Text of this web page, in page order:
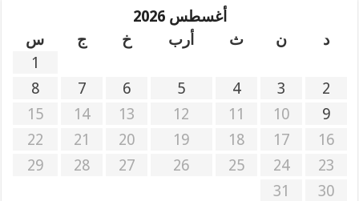
أغسطس 2026
د
ن ث أرب خ ج
س
1
2
3
4
5
6
7
8
9
10
11
12
13
14
15
16
17
18
19
20
21
22
23
24
25
26
27
28
29
30
31